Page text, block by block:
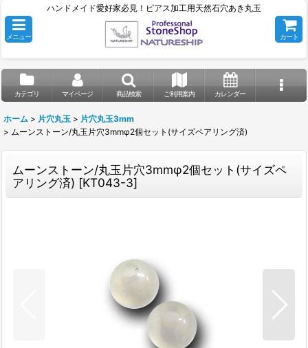
ハンドメイド愛好家必見！ピアス加工用天然石穴あき丸玉
メニュー カート
カテゴリ マイページ 商品検索 ご利用案内 カレンダー
ホーム > 片穴丸玉 > 片穴丸玉3mm
> ムーンストーン/丸玉片穴3mmφ2個セット(サイズペアリング済)
ムーンストーン/丸玉片穴3mmφ2個セット(サイズペ
アリング済) [KT043-3]